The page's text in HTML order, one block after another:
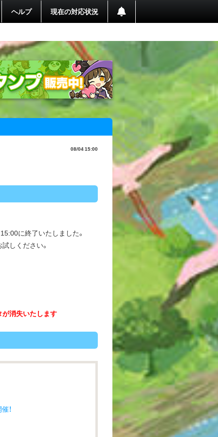
ヘルプ 現在の対応状況
08/04 15:00
に終了いたしました。
しください。
が消失いたします
！